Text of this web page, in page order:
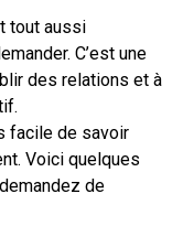
tout aussi
C’est une
des relations et à
facile de savoir
Voici quelques
de